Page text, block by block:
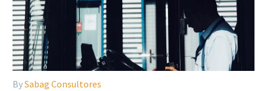
BySabag Consultores